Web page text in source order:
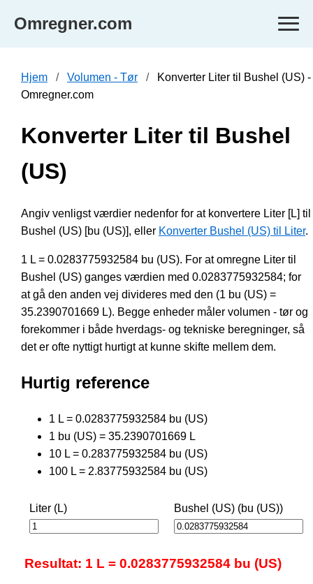
Omregner.com
Hjem Volumen - Tør
Konverter Liter til Bushel (US) -
Omregner.com
Konverter Liter til Bushel
(US)
Angiv venligst værdier nedenfor for at konvertere Liter [L] til
Bushel (US) [bu (US)], eller Konverter Bushel (US) til Liter.
1 L = 0.0283775932584 bu (US). For at omregne Liter til
Bushel (US) ganges værdien med 0.0283775932584; for
at gå den anden vej divideres med den (1 bu (US) =
35.2390701669 L). Begge enheder måler volumen - tør og
forekommer i både hverdags- og tekniske beregninger, så
det er ofte nyttigt hurtigt at kunne skifte mellem dem.
Hurtig reference
1 L = 0.0283775932584 bu (US)
1 bu (US) = 35.2390701669 L
10 L = 0.283775932584 bu (US)
100 L = 2.83775932584 bu (US)
Liter (L) Bushel (US) (bu (US))
Resultat: 1 L = 0.0283775932584 bu (US)